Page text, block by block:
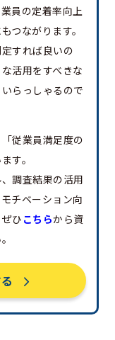
員の定着率向上
つながります。
すれば良いの
活用をすべきな
らっしゃるので
従業員満足度の
す。
調査結果の活用
チベーション向
ひこちらから資